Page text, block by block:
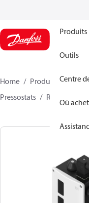
Produits
Outils
Centre
Où
Home Produits
Pressostats
RT